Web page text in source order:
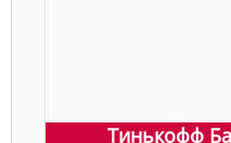
Тинькофф